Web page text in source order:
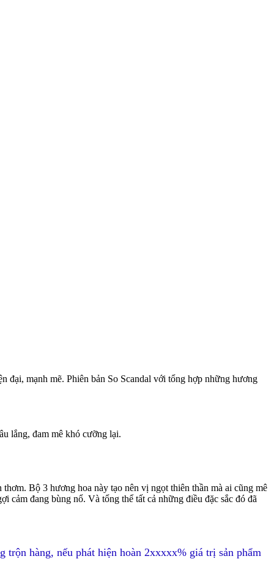
mạnh mẽ. Phiên bản So Scandal với tổng hợp những hương
lắng, đam mê khó cưỡng lại.
Bộ 3 hương hoa này tạo nên vị ngọt thiên thần mà ai cũng mê
đang bùng nổ. Và tổng thể tất cả những điều đặc sắc đó đã
trộn hàng, nếu phát hiện hoàn 2xxxxx% giá trị sản phẩm